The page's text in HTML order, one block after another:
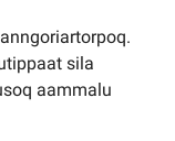
sila
aammalu